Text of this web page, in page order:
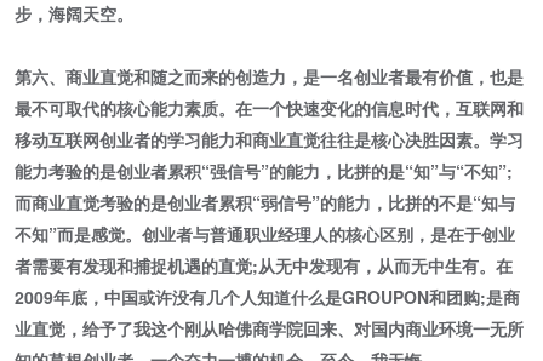
步，海阔天空。
第六、商业直觉和随之而来的创造力，是一名创业者最有价值，也是
最不可取代的核心能力素质。在一个快速变化的信息时代，互联网和
移动互联网创业者的学习能力和商业直觉往往是核心决胜因素。学习
能力考验的是创业者累积“强信号”的能力，比拼的是“知”与“不知”;
而商业直觉考验的是创业者累积“弱信号”的能力，比拼的不是“知与
不知”而是感觉。创业者与普通职业经理人的核心区别，是在于创业
者需要有发现和捕捉机遇的直觉;从无中发现有，从而无中生有。在
2009年底，中国或许没有几个人知道什么是GROUPON和团购;是商
业直觉，给予了我这个刚从哈佛商学院回来、对国内商业环境一无所